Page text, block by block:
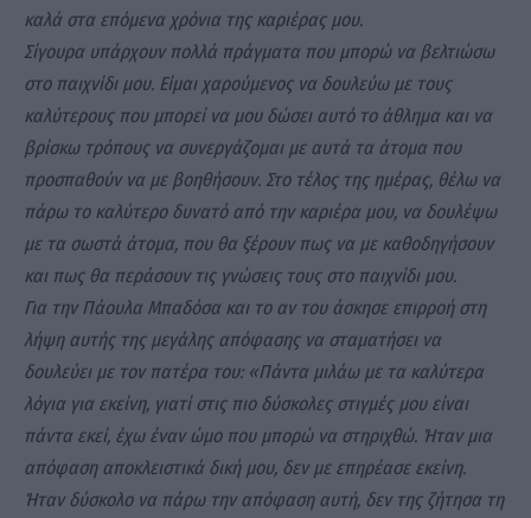
καλά στα επόμενα χρόνια της καριέρας μου.
Σίγουρα υπάρχουν πολλά πράγματα που μπορώ να βελτιώσω
στο παιχνίδι μου. Είμαι χαρούμενος να δουλεύω με τους
καλύτερους που μπορεί να μου δώσει αυτό το άθλημα και να
βρίσκω τρόπους να συνεργάζομαι με αυτά τα άτομα που
προσπαθούν να με βοηθήσουν. Στο τέλος της ημέρας, θέλω να
πάρω το καλύτερο δυνατό από την καριέρα μου, να δουλέψω
με τα σωστά άτομα, που θα ξέρουν πως να με καθοδηγήσουν
και πως θα περάσουν τις γνώσεις τους στο παιχνίδι μου.
Για την Πάουλα Μπαδόσα και το αν του άσκησε επιρροή στη
λήψη αυτής της μεγάλης απόφασης να σταματήσει να
δουλεύει με τον πατέρα του: «Πάντα μιλάω με τα καλύτερα
λόγια για εκείνη, γιατί στις πιο δύσκολες στιγμές μου είναι
πάντα εκεί, έχω έναν ώμο που μπορώ να στηριχθώ. Ήταν μια
απόφαση αποκλειστικά δική μου, δεν με επηρέασε εκείνη.
Ήταν δύσκολο να πάρω την απόφαση αυτή, δεν της ζήτησα τη